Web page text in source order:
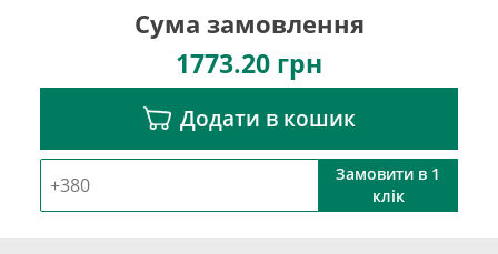
Сума замовлення
1773.20 грн
Додати в кошик
Замовити в 1
клік